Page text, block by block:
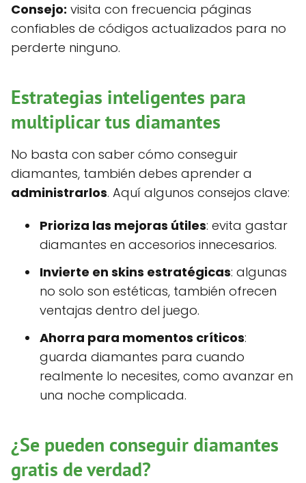
Consejo: visita con frecuencia páginas
confiables de códigos actualizados para no
perderte ninguno.
Estrategias inteligentes para
multiplicar tus diamantes
No basta con saber cómo conseguir
diamantes, también debes aprender a
administrarlos. Aquí algunos consejos clave:
Prioriza las mejoras útiles: evita gastar
diamantes en accesorios innecesarios.
Invierte en skins estratégicas: algunas
no solo son estéticas, también ofrecen
ventajas dentro del juego.
Ahorra para momentos críticos:
guarda diamantes para cuando
realmente lo necesites, como avanzar en
una noche complicada.
¿Se pueden conseguir diamantes
gratis de verdad?